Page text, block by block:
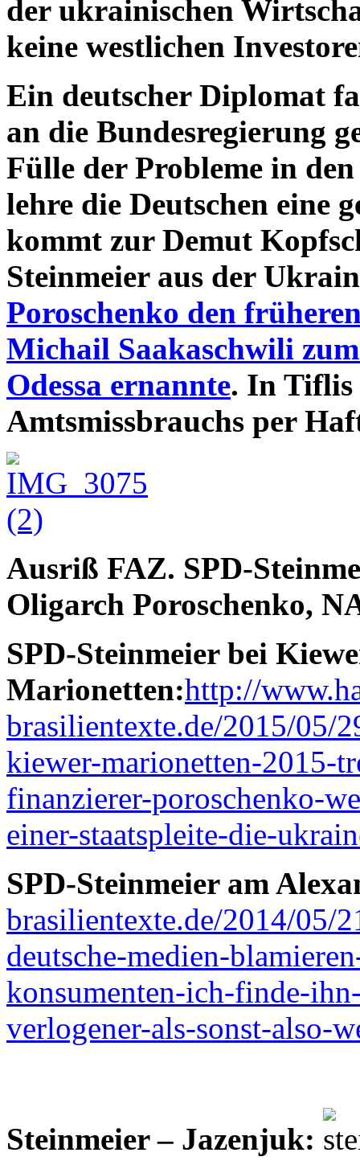
der ukrainischen
keine westlichen
Ein deutscher Diplomat
an die Bundesregierung
Fülle der Probleme in
lehre die Deutschen eine
kommt zur Demut
Steinmeier aus der
Poroschenko den
Michail Saakaschwili
Odessa ernannte. In Tiflis
Amtsmissbrauchs per
Ausriß FAZ. SPD-
Oligarch Poroschenko,
SPD-Steinmeier bei
Marionetten:http://
brasilientexte.de/2015/05/
kiewer-marionetten-2015-
finanzierer-poroschenko-
einer-staatspleite-die-
SPD-Steinmeier am
brasilientexte.de/2014/05/
deutsche-medien-
konsumenten-ich-finde-
verlogener-als-sonst-also-
Steinmeier – Jazenjuk: